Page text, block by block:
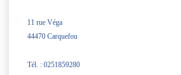
11 rue Véga
44470 Carquefou
Tél. : 0251859280